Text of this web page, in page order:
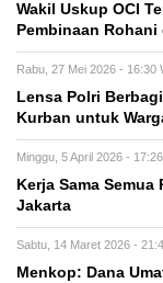
Wakil Uskup OCI
Pembinaan Rohani
Rabu, 27 Mei 2026 - 16:30
Lensa Polri
Kurban untuk
Minggu, 5 April 2026 -
Kerja Sama
Jakarta
Sabtu, 14 Maret 2026 -
Menkop: Dana